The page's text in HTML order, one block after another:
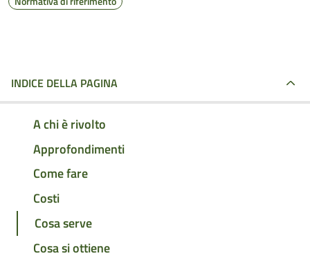
INDICE DELLA PAGINA
A chi è rivolto
Approfondimenti
Come fare
Costi
Cosa serve
Cosa si ottiene